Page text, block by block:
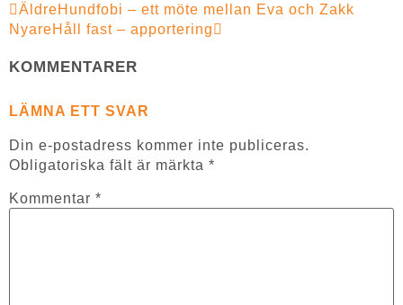
ÄldreHundfobi – ett möte mellan Eva och Zakk
NyareHåll fast – apportering
KOMMENTARER
LÄMNA ETT SVAR
Din e-postadress kommer inte publiceras.
Obligatoriska fält är märkta *
Kommentar *